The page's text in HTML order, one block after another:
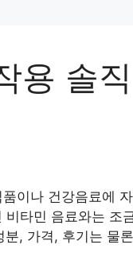
용 솔
이나 건강음료에
타민 음료와는
, 가격, 후기는 물